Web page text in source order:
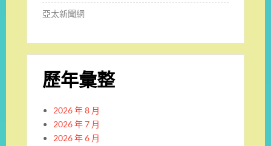
亞太新聞網
歷年彙整
2026 年 8 月
2026 年 7 月
2026 年 6 月